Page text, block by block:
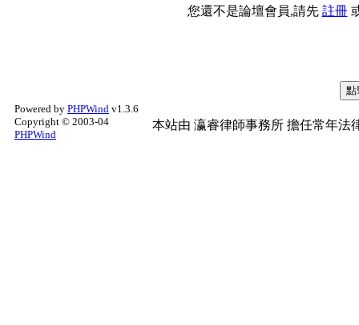
您還不是論壇會員,請先 註冊
Powered by PHPWind v1.3.6
Copyright © 2003-04
PHPWind
本站由 瀛睿律師事務所 擔任常年法